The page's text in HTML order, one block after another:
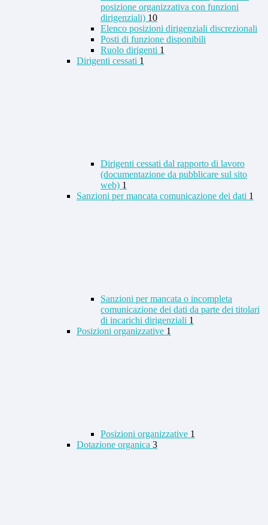
posizione organizzativa con funzioni
dirigenziali) 10
Elenco posizioni dirigenziali discrezionali
Posti di funzione disponibili
Ruolo dirigenti 1
Dirigenti cessati 1
Dirigenti cessati dal rapporto di lavoro
(documentazione da pubblicare sul sito
web) 1
Sanzioni per mancata comunicazione dei dati 1
Sanzioni per mancata o incompleta
comunicazione dei dati da parte dei titolari
di incarichi dirigenziali 1
Posizioni organizzative 1
Posizioni organizzative 1
Dotazione organica 3